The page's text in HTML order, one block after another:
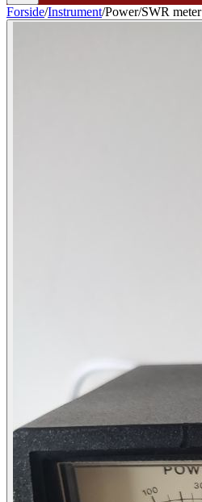
Forside/Instrument/Power/SWR meter